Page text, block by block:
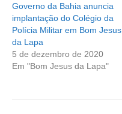
Governo da Bahia anuncia
implantação do Colégio da
Polícia Militar em Bom Jesus
da Lapa
5 de dezembro de 2020
Em "Bom Jesus da Lapa"